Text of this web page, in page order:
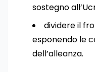
sostegno
dividere il
esponendo le
dell’alleanza.